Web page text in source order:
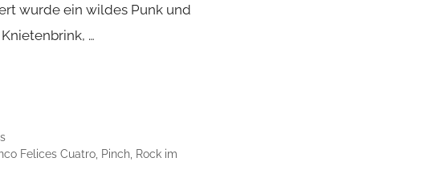
wurde ein wildes Punk und
…
Felices Cuatro Pinch Rock im